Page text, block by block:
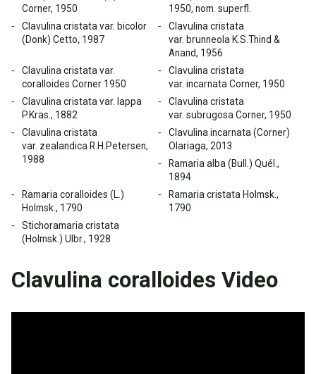
Corner, 1950
1950, nom. superfl.
Clavulina cristata var. bicolor
(Donk) Cetto, 1987
Clavulina cristata
var. brunneola K.S.Thind &
Anand, 1956
Clavulina cristata var.
coralloides Corner 1950
Clavulina cristata
var. incarnata Corner, 1950
Clavulina cristata var. lappa
P.Kras., 1882
Clavulina cristata
var. subrugosa Corner, 1950
Clavulina cristata
var. zealandica R.H.Petersen,
1988
Clavulina incarnata (Corner)
Olariaga, 2013
Ramaria alba (Bull.) Quél.,
1894
Ramaria coralloides (L.)
Holmsk., 1790
Ramaria cristata Holmsk.,
1790
Stichoramaria cristata
(Holmsk.) Ulbr., 1928
Clavulina coralloides Video